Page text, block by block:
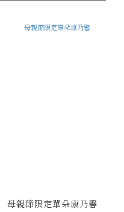
母親節限定單朵康乃馨